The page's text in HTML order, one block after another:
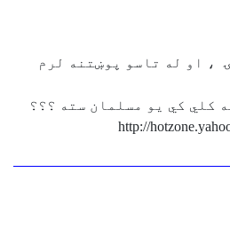
، او له تاسو پوښتنه لرم
کلي کي يو مسلمان سته ؟؟؟